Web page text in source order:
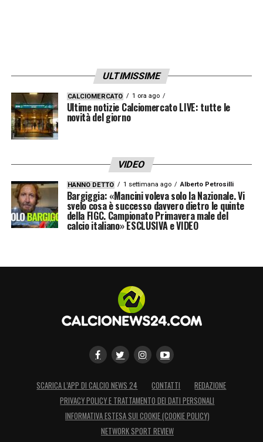
ULTIMISSIME
CALCIOMERCATO 1 ora ago
Ultime notizie Calciomercato LIVE: tutte le
novità del giorno
VIDEO
HANNO DETTO 1 settimana ago Alberto Petrosilli
Bargiggia: «Mancini voleva solo la Nazionale. Vi
svelo cosa è successo davvero dietro le quinte
della FIGC. Campionato Primavera male del
calcio italiano» ESCLUSIVA e VIDEO
SCARICA L’APP DI CALCIO NEWS 24 CONTATTI
REDAZIONE
PRIVACY POLICY E TRATTAMENTO DEI DATI PERSONALI
INFORMATIVA ESTESA SUI COOKIE (COOKIE POLICY)
NETWORK SPORT REVIEW